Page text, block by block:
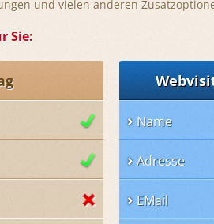
und vielen anderen
Sie:
Name
Adresse
EMail